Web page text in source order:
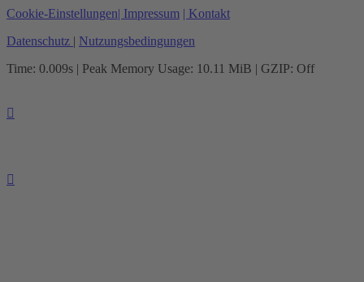
Cookie-Einstellungen| Impressum | Kontakt
Datenschutz | Nutzungsbedingungen
Time: 0.009s | Peak Memory Usage: 10.11 MiB | GZIP: Off